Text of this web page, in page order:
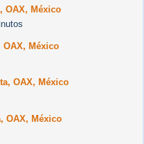
OAX, México
OAX, México
OAX, México
OAX, México